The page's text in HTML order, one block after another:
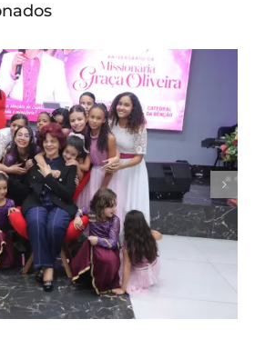
Oliveira celebra 75 anos
ação de graças na Catedral
da Bênção